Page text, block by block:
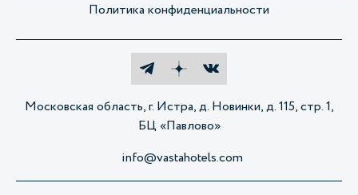
Политика конфиденциальности
Московская область, г. Истра, д. Новинки, д. 115, стр. 1,
БЦ «Павлово»
info@vastahotels.com